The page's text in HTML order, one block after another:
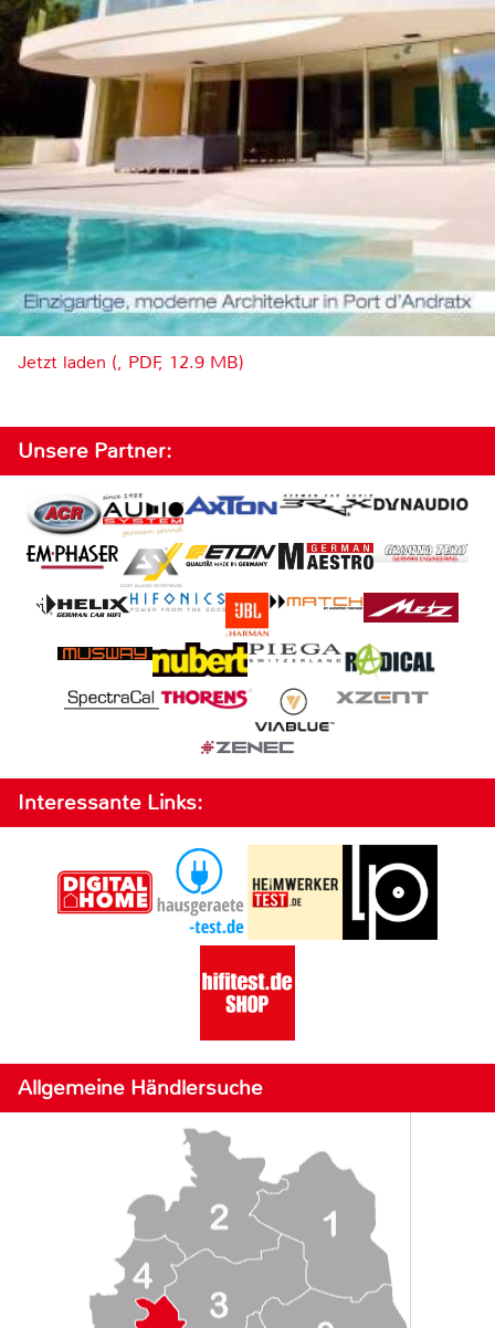
Jetzt laden (, PDF, 12.9 MB)
Unsere Partner:
Interessante Links:
Allgemeine Händlersuche